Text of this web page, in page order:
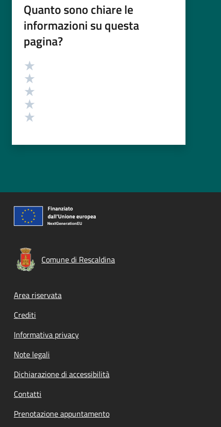
Quanto sono chiare le
informazioni su questa
pagina?
Valutazione
Comune di Rescaldina
Footer menu
Area riservata
Crediti
Informativa privacy
Note legali
Dichiarazione di accessibilità
Contatti
Prenotazione appuntamento